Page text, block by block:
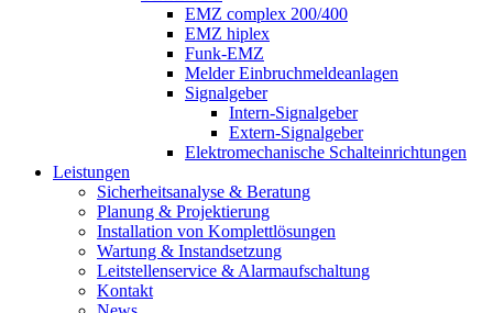
EMZ complex 200/400
EMZ hiplex
Funk-EMZ
Melder Einbruchmeldeanlagen
Signalgeber
Intern-Signalgeber
Extern-Signalgeber
Elektromechanische Schalteinrichtungen
Leistungen
Sicherheitsanalyse & Beratung
Planung & Projektierung​
Installation von Komplettlösungen
Wartung & Instandsetzung
Leitstellenservice & Alarmaufschaltung
Kontakt